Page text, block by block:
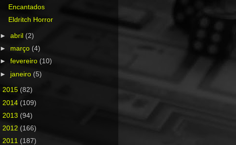
Encantados
Eldritch Horror
►abril (2)
► março (4)
►fevereiro (10)
► janeiro (5)
2015 (82)
2014 (109)
2013 (94)
2012 (166)
2011 (187)